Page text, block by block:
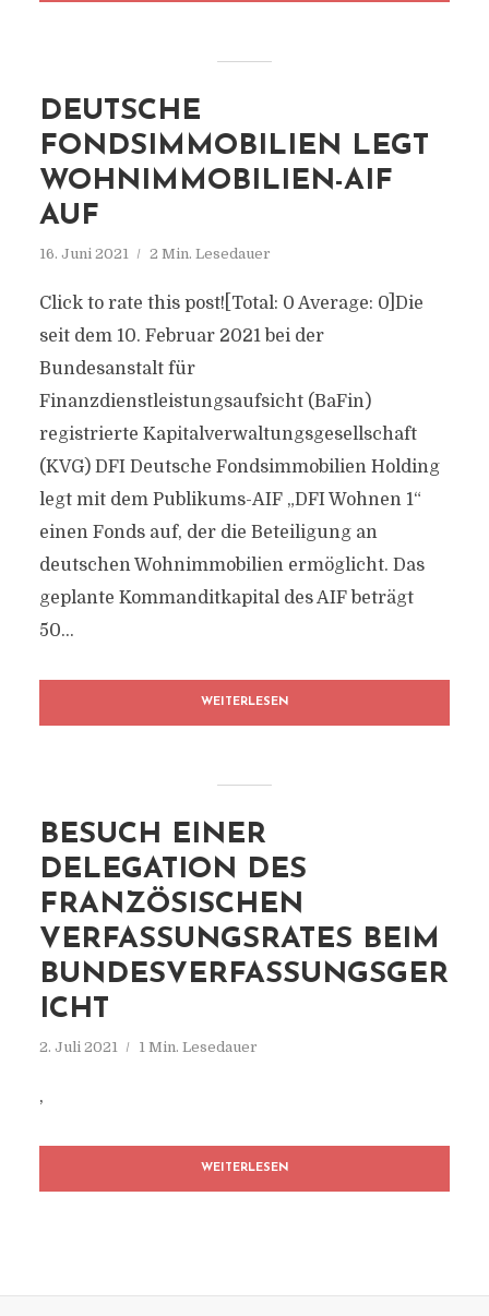
DEUTSCHE
FONDSIMMOBILIEN LEGT
WOHNIMMOBILIEN-AIF
AUF
16. Juni 2021 2 Min. Lesedauer
Click to rate this post![Total: 0 Average: 0]Die
seit dem 10. Februar 2021 bei der
Bundesanstalt für
Finanzdienstleistungsaufsicht (BaFin)
registrierte Kapitalverwaltungsgesellschaft
(KVG) DFI Deutsche Fondsimmobilien Holding
legt mit dem Publikums-AIF „DFI Wohnen 1“
einen Fonds auf, der die Beteiligung an
deutschen Wohnimmobilien ermöglicht. Das
geplante Kommanditkapital des AIF beträgt
50...
WEITERLESEN
BESUCH EINER
DELEGATION DES
FRANZÖSISCHEN
VERFASSUNGSRATES BEIM
BUNDESVERFASSUNGSGER
ICHT
2. Juli 2021 1 Min. Lesedauer
,
WEITERLESEN